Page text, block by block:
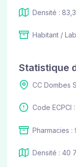
Densité :
Habitant /
Statistique
CC Dombes
Code ECPCI
Pharmacies :
Densité : 40